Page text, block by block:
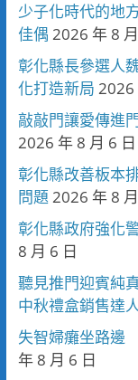
少子化時代的地
佳偶 2026 年 8
彰化縣長參選人
化打造新局 2026
敲敲門讓愛傳進
2026 年 8 月 6 日
彰化縣改善板本
問題 2026 年 8
彰化縣政府強化
8 月 6 日
聽見推門迎賓純
中秋禮盒銷售達
失智婦癱坐路邊
年 8 月 6 日